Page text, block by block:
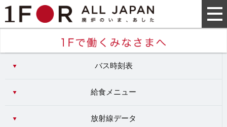
バス時刻表
給食メニュー
放射線データ